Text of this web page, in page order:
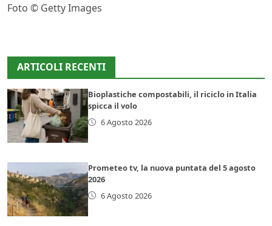
Foto © Getty Images
ARTICOLI RECENTI
Bioplastiche compostabili, il riciclo in Italia
spicca il volo
6 Agosto 2026
Prometeo tv, la nuova puntata del 5 agosto
2026
6 Agosto 2026